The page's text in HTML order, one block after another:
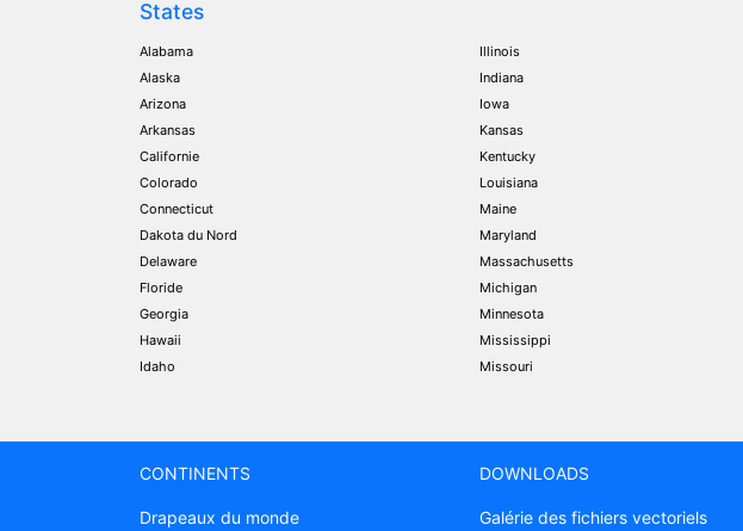
States
Alabama
Alaska
Arizona
Arkansas
Californie
Colorado
Connecticut
Dakota du Nord
Delaware
Floride
Georgia
Hawaii
Idaho
Illinois
Indiana
Iowa
Kansas
Kentucky
Louisiana
Maine
Maryland
Massachusetts
Michigan
Minnesota
Mississippi
Missouri
CONTINENTS
Drapeaux du monde
DOWNLOADS
Galérie des fichiers vectoriels